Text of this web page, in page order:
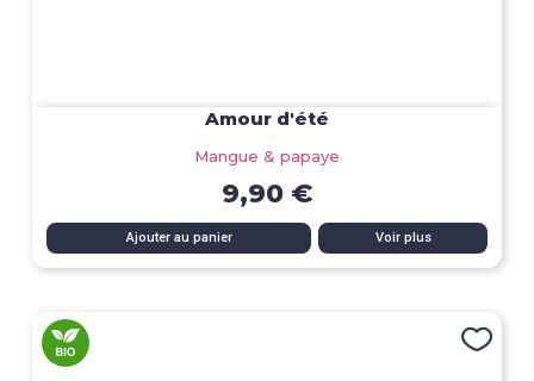
Amour d'été
Mangue & papaye
9,90 €
Ajouter au panier Voir plus